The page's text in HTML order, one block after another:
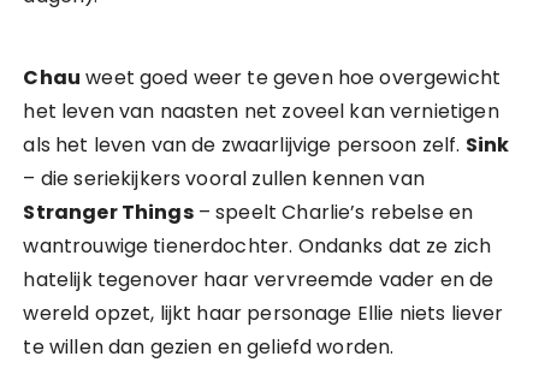
Chau weet goed weer te geven hoe overgewicht
het leven van naasten net zoveel kan vernietigen
als het leven van de zwaarlijvige persoon zelf. Sink
– die seriekijkers vooral zullen kennen van
Stranger Things– speelt Charlie’s rebelse en
wantrouwige tienerdochter. Ondanks dat ze zich
hatelijk tegenover haar vervreemde vader en de
wereld opzet, lijkt haar personage Ellie niets liever
te willen dan gezien en geliefd worden.